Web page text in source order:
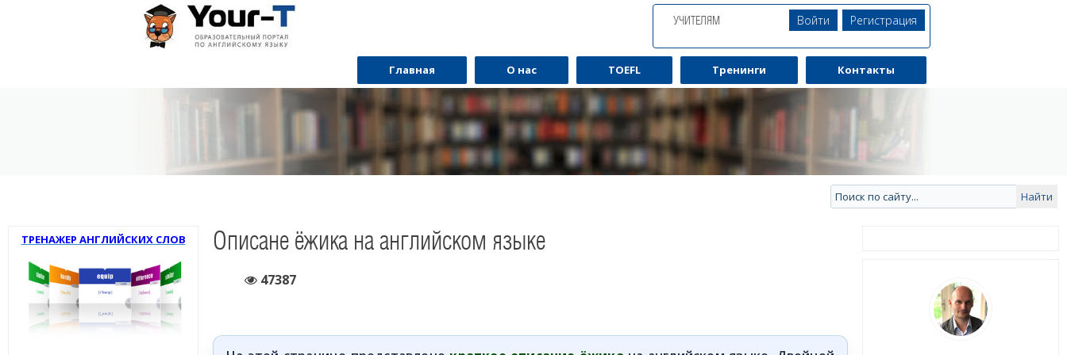
УЧИТЕЛЯМ Войти Регистрация
Главная О нас TOEFL Тренинги Контакты
ТРЕНАЖЕР АНГЛИЙСКИХ СЛОВ Описане ёжика на английском языке
47387